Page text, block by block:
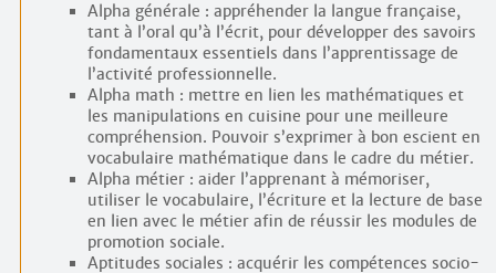
Alpha générale : appréhender la langue française,
tant à l’oral qu’à l’écrit, pour développer des savoirs
fondamentaux essentiels dans l’apprentissage de
l’activité professionnelle.
Alpha math : mettre en lien les mathématiques et
les manipulations en cuisine pour une meilleure
compréhension. Pouvoir s’exprimer à bon escient en
vocabulaire mathématique dans le cadre du métier.
Alpha métier : aider l’apprenant à mémoriser,
utiliser le vocabulaire, l’écriture et la lecture de base
en lien avec le métier afin de réussir les modules de
promotion sociale.
Aptitudes sociales : acquérir les compétences socio-